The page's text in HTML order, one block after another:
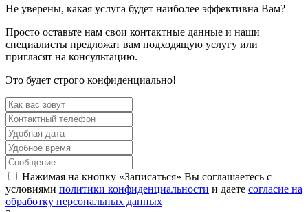
Не уверены, какая услуга будет наиболее эффективна Вам?
Просто оставьте нам свои контактные данные и наши
специалисты предложат вам подходящую услугу или
пригласят на консультацию.
Это будет строго конфиденциально!
Нажимая на кнопку «Записаться» Вы соглашаетесь с
условиями политики конфиденциальности и даете согласие на
обработку персональных данных